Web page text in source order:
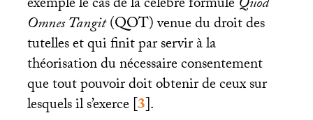
exemple le cas de la célèbre formuleQuod
Omnes Tangit(QOT) venue du droit des
tutelles et qui finit par servir à la
théorisation du nécessaire consentement
que tout pouvoir doit obtenir de ceux sur
lesquels il s’exerce[3].